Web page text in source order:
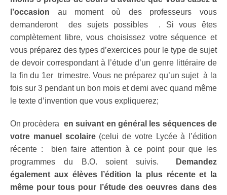
l’occasion au moment où des professeurs vous
demanderont des sujets possibles . Si vous êtes
complètement libre, vous choisissez votre séquence et
vous préparez des types d’exercices pour le type de sujet
de devoir correspondant à l’étude d’un genre littéraire de
la fin du 1er trimestre. Vous ne préparez qu’un sujet à la
fois sur 3 pendant un bon mois et demi avec quand même
le texte d’invention que vous expliquerez;
On procèdera en suivant en général les séquences de
votre manuel scolaire(celui de votre Lycée à l’édition
récente : bien faire attention à ce point pour que les
programmes du B.O. soient suivis.
Demandez
également aux élèves l’édition la plus récente et la
même pour tous pour l’étude des oeuvres dans des